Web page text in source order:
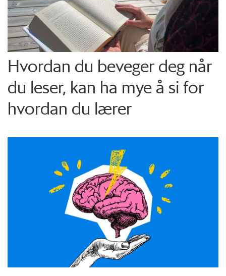
Hvordan du beveger deg når
du leser, kan ha mye å si for
hvordan du lærer